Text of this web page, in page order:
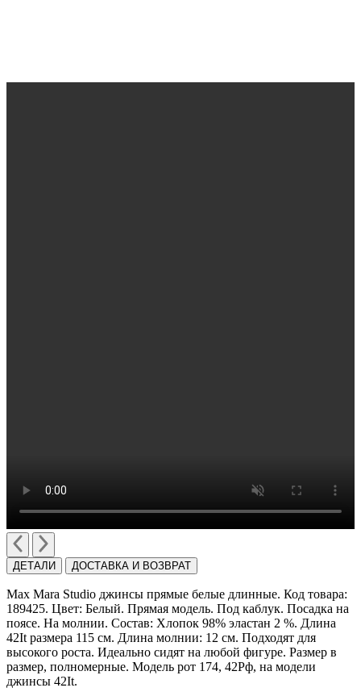
ДЕТАЛИ ДОСТАВКА И ВОЗВРАТ
Max Mara Studio джинсы прямые белые длинные. Код товара:
189425. Цвет: Белый. Прямая модель. Под каблук. Посадка на
поясе. На молнии. Состав: Хлопок 98% эластан 2 %. Длина
42It размера 115 см. Длина молнии: 12 см. Подходят для
высокого роста. Идеально сидят на любой фигуре. Размер в
размер, полномерные. Модель рот 174, 42Рф, на модели
джинсы 42It.